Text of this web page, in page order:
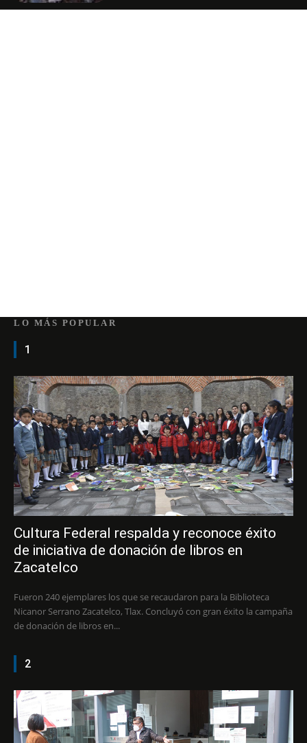
LO MÁS POPULAR
1
Cultura Federal respalda y reconoce éxito
de iniciativa de donación de libros en
Zacatelco
Fueron 240 ejemplares los que se recaudaron para la Biblioteca
Nicanor Serrano Zacatelco, Tlax. Concluyó con gran éxito la campaña
de donación de libros en...
2